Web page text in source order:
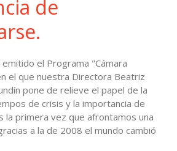
de
el Programa "Cámara
el que nuestra Directora Beatriz
pone de relieve el papel de la
de crisis y la importancia de
la primera vez que afrontamos una
a la de 2008 el mundo cambió